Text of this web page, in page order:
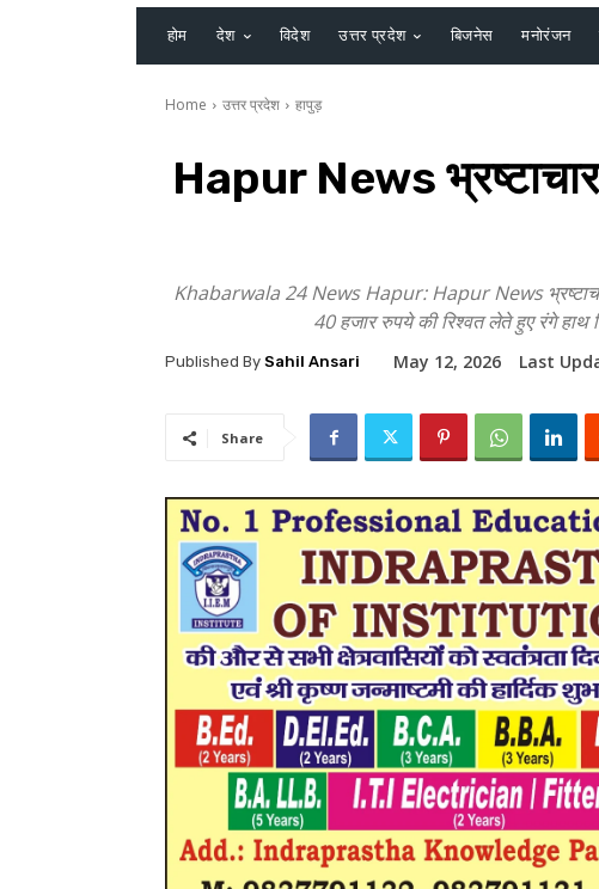
होम देश विदेश उत्तर प्रदेश बिजनेस मनोरंजन
Home उत्तर प्रदेश हापुड़
Hapur News
Khabarwala 24 News Hapur: Hapur News
40 हजार रुपये की रिश्वत लेते हुए रंगे हाथ
Published By Sahil Ansari May 12, 2026 Last
Share